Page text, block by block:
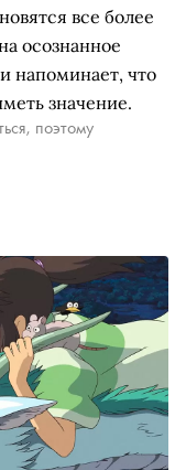
все более
осознанное
напоминает, что
значение.
поэтому